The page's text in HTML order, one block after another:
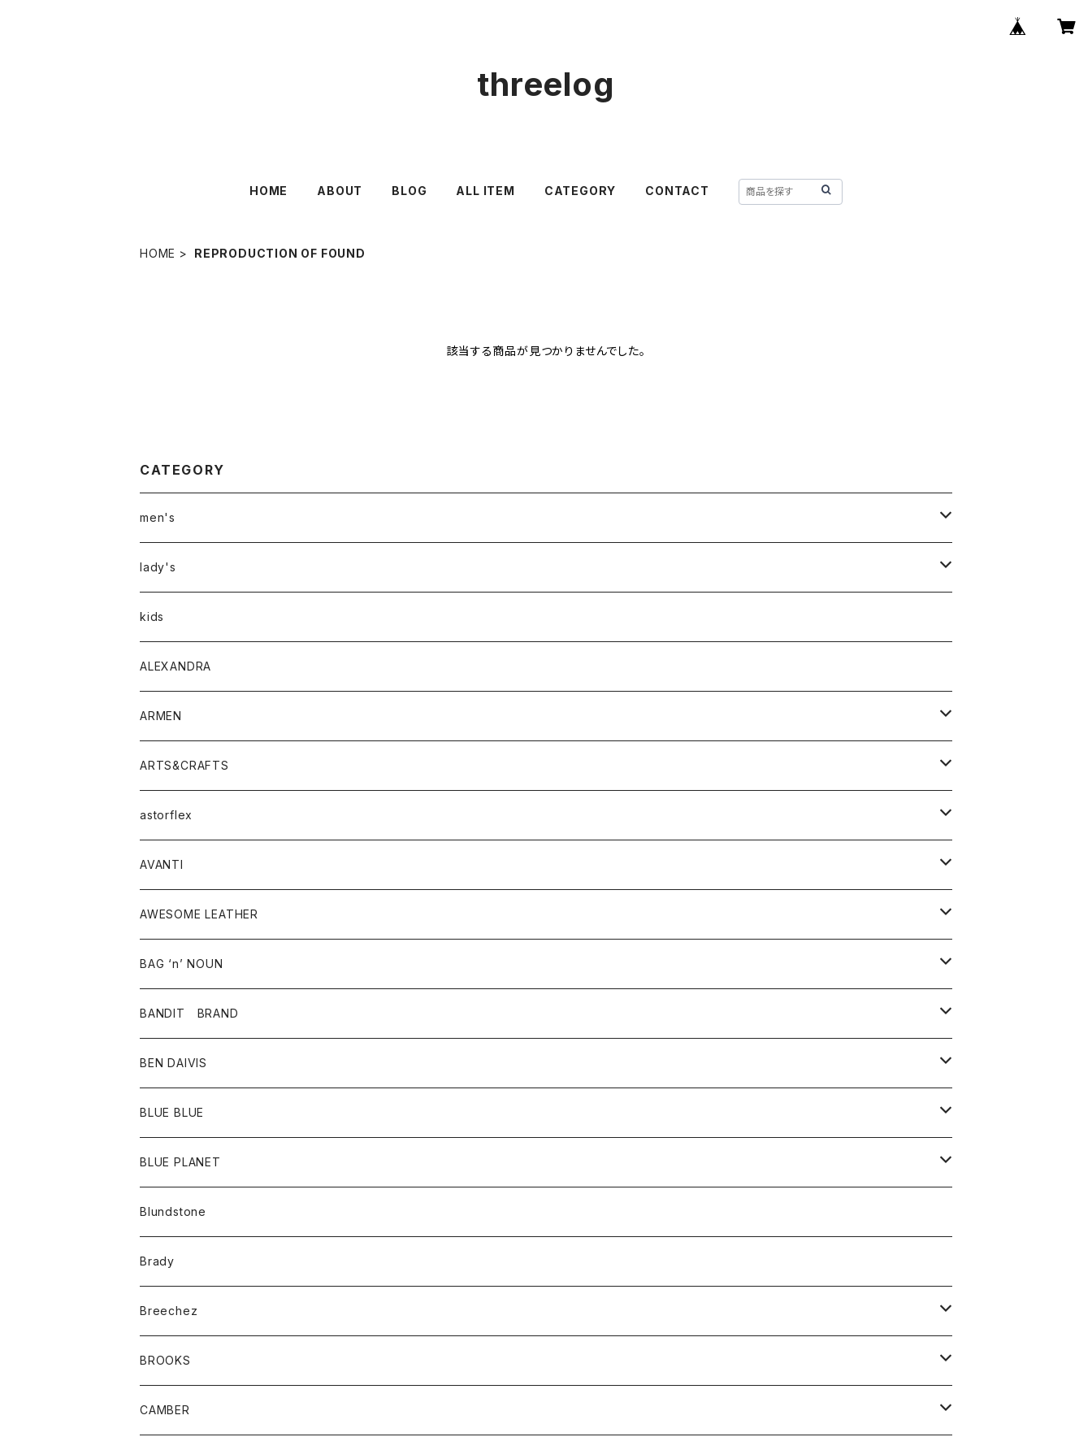
threelog
HOME ABOUT BLOG ALL ITEM CATEGORY CONTACT
HOME REPRODUCTION OF FOUND
該当する商品が見つかりませんでした。
CATEGORY
men's
アウター
トップス
Tシャツ
シャツ
ボトムス
lady's
アウター
トップス
Tシャツ・カットソー
シャツ・ブラウス
ボトムス
パンツ
スカート
ワンピース・オールインワン
バッグ
シューズ
アクセサリー
その他雑貨
kids
ALEXANDRA
ARMEN
アウター
コート
ジャケット
トップス
ベスト
シャツ
ワンピース
ボトム
スカート
パンツ
グッズ
靴
ARTS&CRAFTS
アクセサリー
ウォレット
バッグ
astorflex
グッズ
靴
AVANTI
シャツ
AWESOME LEATHER
アウター
革ジャケット
BAG ‘n’ NOUN
アクセサリー
バッグ
ポーチ
BANDIT BRAND
トップス
Ｔシャツ
BEN DAIVIS
ポトム
パンツ
BLUE BLUE
アウター
カーディガン
コート
アクセサリー
バッグ
ベルト
キッズ
Tシャツ
グッズ
アンダーウェアー
カードホルダー
トップス
カーディガン
ボトム
BLUE PLANET
サングラス
Blundstone
Brady
Breechez
シャツ
BROOKS
グッズ
CAMBER